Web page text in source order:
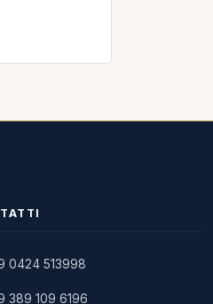
0424 513998
389 109 6196